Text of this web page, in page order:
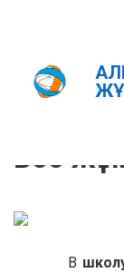
Главная БОС
Бос
В